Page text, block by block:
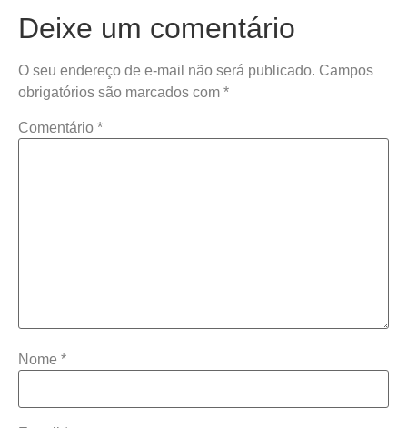
Deixe um comentário
O seu endereço de e-mail não será publicado. Campos
obrigatórios são marcados com *
Comentário *
Nome *